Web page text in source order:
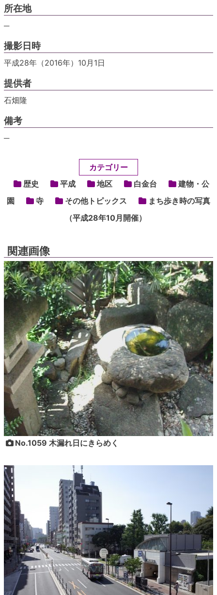
所在地
─
撮影日時
平成28年（2016年）10月1日
提供者
石畑隆
備考
─
カテゴリー
歴史
平成 地区 白金台
建物・公
園
寺 その他トピックス
まち歩き時の写真
（平成28年10月開催）
関連画像
No.1059 木漏れ日にきらめく